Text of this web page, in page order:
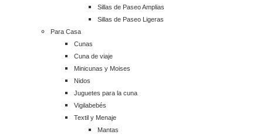
Sillas de Paseo Amplias
Sillas de Paseo Ligeras
Para Casa
Cunas
Cuna de viaje
Minicunas y Moises
Nidos
Juguetes para la cuna
Vigilabebés
Textil y Menaje
Mantas